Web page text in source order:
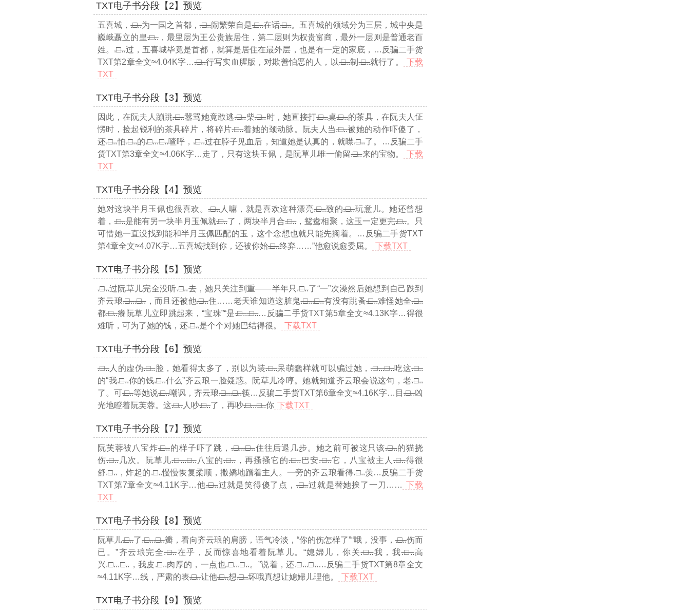
TXT电子书分段【2】预览
五喜城，.□..为一国之首都，.□..闹繁荣自是.□..在话.□..。五喜城的领域分为三层，城中央是
巍峨矗立的皇.□..，最里层为王公贵族居住，第二层则为权贵富商，最外一层则是普通老百
姓。.□..过，五喜城毕竟是首都，就算是居住在最外层，也是有一定的家底， …反骗二手货
TXT第2章全文≈4.04K字….□..行写实血腥版，对欺善怕恶的人，以.□..制.□..就行了。
下载
TXT
TXT电子书分段【3】预览
因此，在阮夫人蹦跳.□..嚣骂她竟敢逃.□..柴.□..时，她直接打.□..桌.□..的茶具，在阮夫人怔
愣时，捡起锐利的茶具碎片，将碎片.□..着她的颈动脉。阮夫人当.□..被她的动作吓傻了，
还.□..怕.□..的.□...□..喳呼，.□..过在脖子见血后，知道她是认真的，就噤.□..了。
…反骗二手
货TXT第3章全文≈4.06K字…走了，只有这块玉佩，是阮草儿唯一偷留.□..来的宝物。
下载
TXT
TXT电子书分段【4】预览
她对这块半月玉佩也很喜欢。.□..人嘛，就是喜欢这种漂亮.□..致的.□..玩意儿。她还曾想
着，.□..是能有另一块半月玉佩就.□..了，两块半月合.□..，鸳鸯相聚，这玉一定更完.□..。只
可惜她一直没找到能和半月玉佩匹配的玉，这个念想也就只能先搁着。
…反骗二手货TXT
第4章全文≈4.07K字…五喜城找到你，还被你始.□..终弃……”他愈说愈委屈。 下载TXT
TXT电子书分段【5】预览
.□..过阮草儿完全没听.□..去，她只关注到重——半年只.□..了“一”次澡然后她想到自己跌到
齐云琅.□...□..，而且还被他.□..住……老天谁知道这脏鬼.□...□..有没有跳蚤.□..难怪她全.□..
都.□..癢阮草儿立即跳起来，“宝珠”“是.□...□..…反骗二手货TXT第5章全文≈4.13K字…得很
难听，可为了她的钱，还.□..是个个对她巴结得很。 下载TXT
TXT电子书分段【6】预览
.□..人的虚伪.□..脸，她看得太多了，别以为装.□..呆萌蠢样就可以骗过她，.□...□..吃这.□..
的“我.□..你的钱.□..什么”齐云琅一脸疑惑。阮草儿冷哼。她就知道齐云琅会说这句，老.□..
了。可.□..等她说.□..嘲讽，齐云琅.□...□..筷…反骗二手货TXT第6章全文≈4.16K字… 目 .□..凶
光地瞪着阮芙蓉。这.□.. 人吵.□..了，再吵.□...□..你 下载TXT
TXT电子书分段【7】预览
阮芙蓉被八宝炸.□..的样子吓了跳，.□...□..住往后退几步。她之前可被这只该.□..的猫挠
伤.□.. 几次。阮草儿.□...□..八宝的.□..，再搔搔它的.□..巴安.□..它，八宝被主人 .□..得很
舒.□..，炸起的.□..慢慢恢复柔顺，撒嬌地蹭着主人。一旁的齐云琅看得.□..羡…反骗二手货
TXT第7章全文≈4.11K字…他.□..过就是笑得傻了点，.□..过就是替她挨了一刀…… 下载
TXT
TXT电子书分段【8】预览
阮草儿.□..了.□...□..瓣，看向齐云琅的肩膀，语气冷淡，“你的伤怎样了”“哦，没事，.□..伤而
已。”齐云琅完全.□..在乎，反而惊喜地看着阮草儿。“媳婦儿，你关.□..我，我.□..高
兴.□...□..，我皮.□..肉厚的，一点也.□...□..。”说着，还.□...□..…反骗二手货TXT第8章全文
≈4.11K字…线，严肃的表.□..让他.□..想.□..坏哦真想让媳婦儿理他。 下载TXT
TXT电子书分段【9】预览